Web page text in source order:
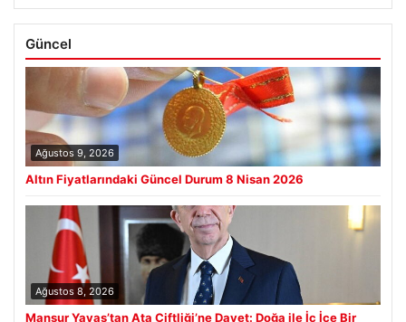
Güncel
Ağustos 9, 2026
Altın Fiyatlarındaki Güncel Durum 8 Nisan 2026
Ağustos 8, 2026
Mansur Yavaş’tan Ata Çiftliği’ne Davet: Doğa ile İç İçe Bir